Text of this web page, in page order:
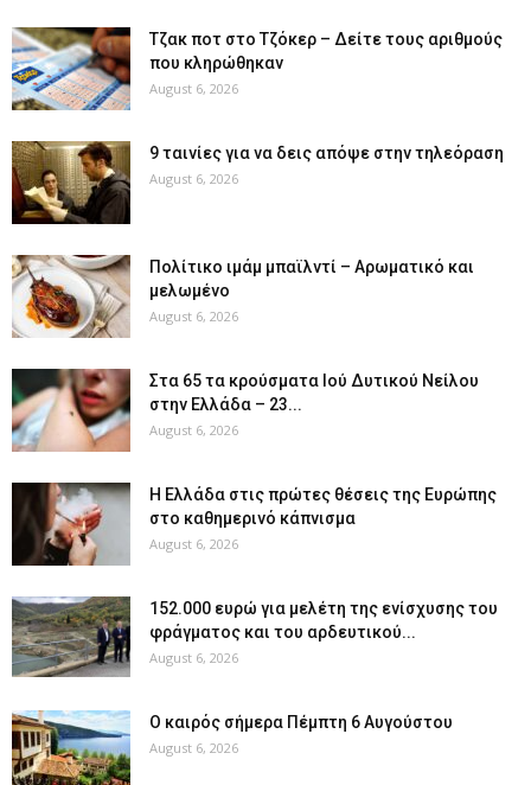
Tζακ ποτ στο Τζόκερ – Δείτε τους αριθμούς
που κληρώθηκαν
August 6, 2026
9 ταινίες για να δεις απόψε στην τηλεόραση
August 6, 2026
Πολίτικο ιμάμ μπαϊλντί – Αρωματικό και
μελωμένο
August 6, 2026
Στα 65 τα κρούσματα Ιού Δυτικού Νείλου
στην Ελλάδα – 23...
August 6, 2026
Η Ελλάδα στις πρώτες θέσεις της Ευρώπης
στο καθημερινό κάπνισμα
August 6, 2026
152.000 ευρώ για μελέτη της ενίσχυσης του
φράγματος και του αρδευτικού...
August 6, 2026
Ο καιρός σήμερα Πέμπτη 6 Αυγούστου
August 6, 2026